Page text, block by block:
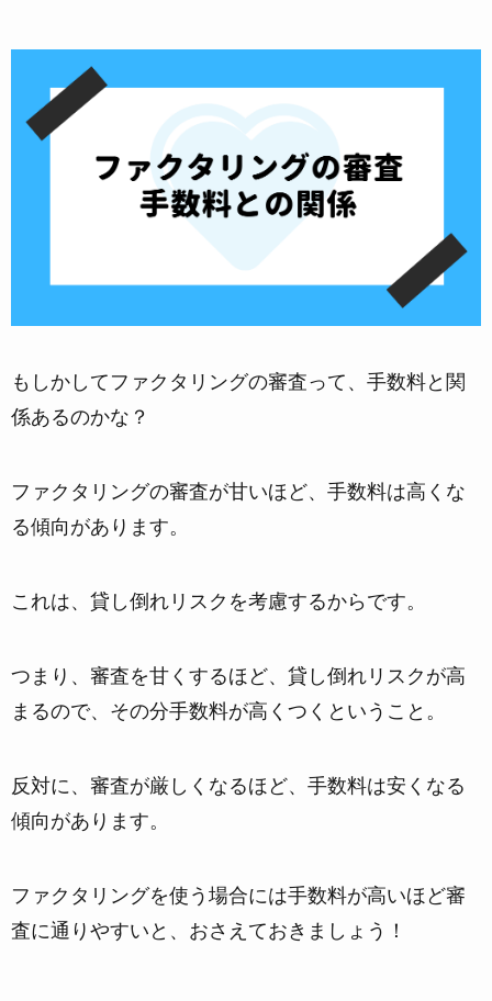
もしかしてファクタリングの審査って、手数料と関
係あるのかな？
ファクタリングの審査が甘いほど、手数料は高くな
る傾向があります。
これは、貸し倒れリスクを考慮するからです。
つまり、審査を甘くするほど、貸し倒れリスクが高
まるので、その分手数料が高くつくということ。
反対に、審査が厳しくなるほど、手数料は安くなる
傾向があります。
ファクタリングを使う場合には手数料が高いほど審
査に通りやすい と、おさえておきましょう！